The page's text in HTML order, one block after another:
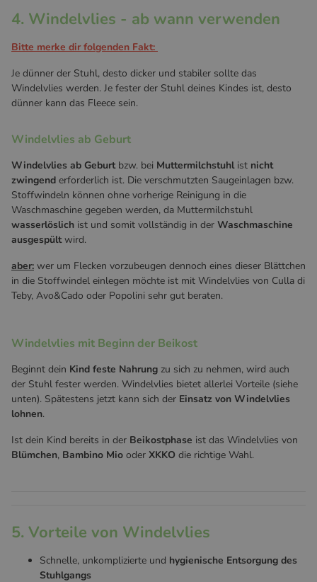
4. Windelvlies - ab wann verwenden
Bitte merke dir folgenden Fakt:
Je dünner der Stuhl, desto dicker und stabiler sollte das
Windelvlies werden. Je fester der Stuhl deines Kindes ist, desto
dünner kann das Fleece sein.
Windelvlies ab Geburt
Windelvlies ab Geburtbzw. bei Muttermilchstuhl ist nicht
zwingend erforderlich ist. Die verschmutzten Saugeinlagen bzw.
Stoffwindeln können ohne vorherige Reinigung in die
Waschmaschine gegeben werden, da Muttermilchstuhl
wasserlöslich ist und somit vollständig in der Waschmaschine
ausgespültwird.
aber: wer um Flecken vorzubeugen dennoch eines dieser Blättchen
in die Stoffwindel einlegen möchte ist mit Windelvlies von Culla di
Teby, Avo&Cado oder Popolini sehr gut beraten.
Windelvlies mit Beginn der Beikost
Beginnt dein Kind feste Nahrung zu sich zu nehmen, wird auch
der Stuhl fester werden. Windelvlies bietet allerlei Vorteile (siehe
unten). Spätestens jetzt kann sich der Einsatz von Windelvlies
lohnen.
Ist dein Kind bereits in der Beikostphase ist das Windelvlies von
Blümchen, Bambino Mio oder XKKO die richtige Wahl.
5. Vorteile von Windelvlies
Schnelle, unkomplizierte und hygienische Entsorgung des
Stuhlgangs